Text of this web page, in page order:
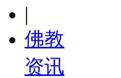
|
佛教
资讯